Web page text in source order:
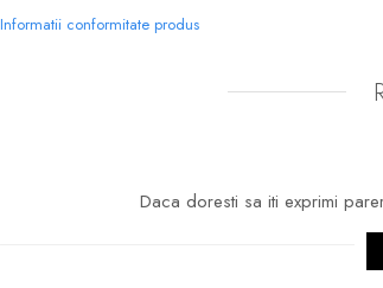
Informatii conformitate produs
Daca doresti sa iti exprimi